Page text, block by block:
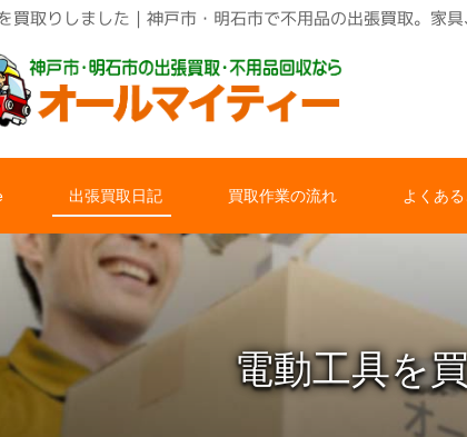
買取りしました｜神戸市・明石市で不用品の出張買取。家
出張買取日記 買取作業の流れ よくあ
電動工具を